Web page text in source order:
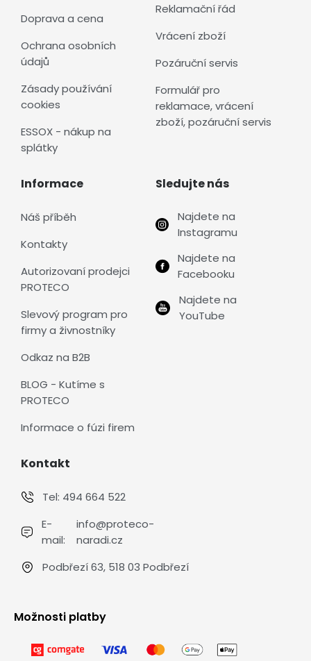
Doprava a cena
Ochrana osobních
údajů
Zásady používání
cookies
ESSOX - nákup na
splátky
Reklamační řád
Vrácení zboží
Pozáruční servis
Formulář pro
reklamace, vrácení
zboží, pozáruční servis
Informace
Náš příběh
Kontakty
Autorizovaní prodejci
PROTECO
Slevový program pro
firmy a živnostníky
Odkaz na B2B
BLOG - Kutíme s
PROTECO
Informace o fúzi firem
Sledujte nás
Najdete na
Instagramu
Najdete na
Facebooku
Najdete na
YouTube
Kontakt
Tel: 494 664 522
E-
mail:
info@proteco-
naradi.cz
Podbřezí 63, 518 03 Podbřezí
Možnosti platby